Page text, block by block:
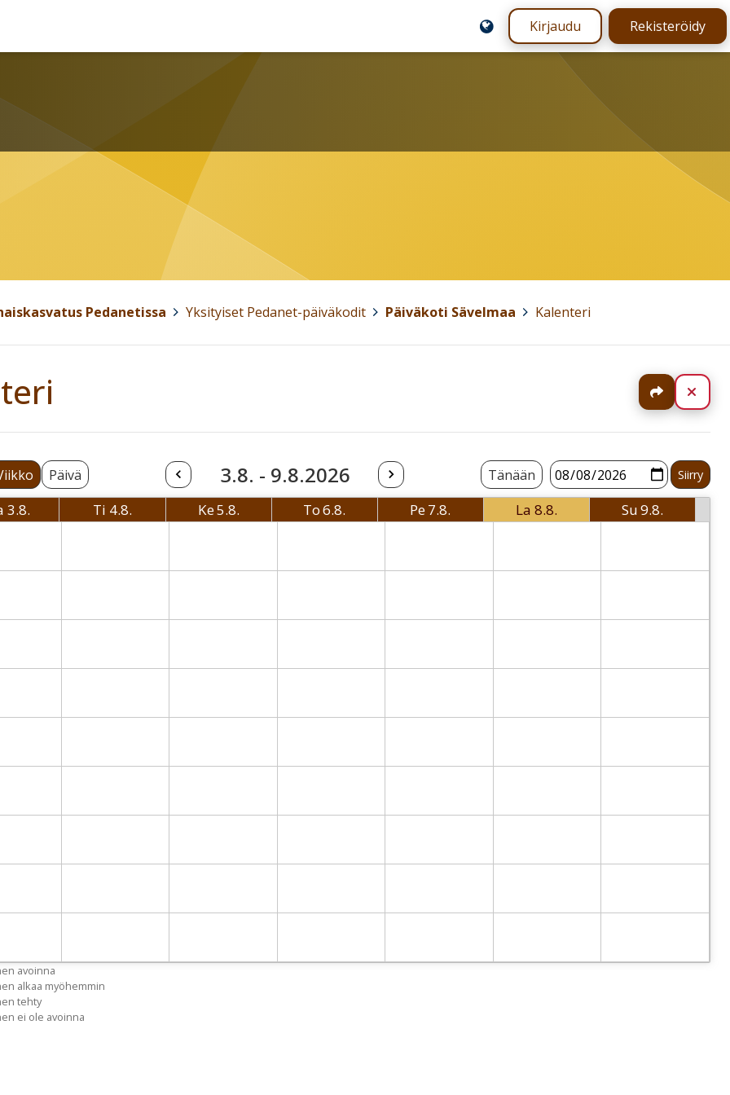
Kirjaudu Rekisteröidy
Pedanetissa Yksityiset Pedanet-päiväkodit Päiväkoti Sävelmaa Kalenteri
Jaa
Päivä 3.8. - 9.8.2026 Tänään
3.8.
Ti 4.8.
Ke5.8.
To6.8.
Pe7.8.
La 8.8.
Su9.8.
avoinna
alkaa myöhemmin
tehty
ei ole avoinna